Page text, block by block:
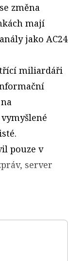
změna
mají
jako AC24
miliardáři
pouze v
server